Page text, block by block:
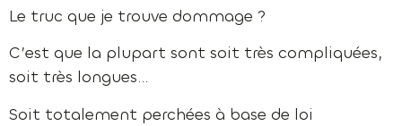
Le truc que je trouve dommage ?
C’est que la plupart sont soit très compliquées,
soit très longues…
Soit totalement perchées à base de loi